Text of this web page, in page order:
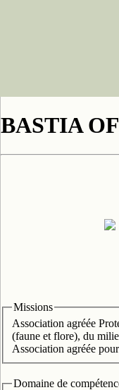
BASTIA
Missions
Association agréée
(faune et flore), du
Association agréée
Domaine de